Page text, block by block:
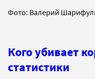
Фото: Валерий
Кого убивает
статистики